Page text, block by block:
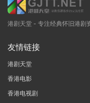
港剧天堂 - 专注经典怀旧港剧
友情链接
港剧天堂
香港电影
香港电视剧